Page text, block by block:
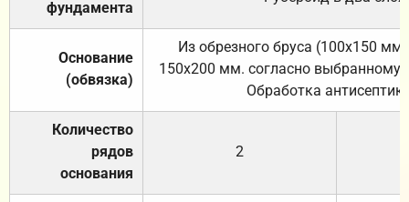
фундамента
Основание
(обвязка)
Из обрезного бруса (100х150
150х200 мм. согласно выбранному
Обработка
Количество
рядов
основания
2